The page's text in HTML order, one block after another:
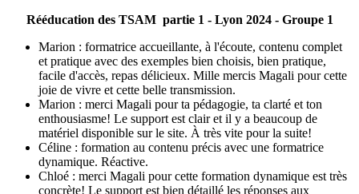
Rééducation des TSAM partie 1 - Lyon 2024 - Groupe 1
Marion : formatrice accueillante, à l'écoute, contenu complet
et pratique avec des exemples bien choisis, bien pratique,
facile d'accès, repas délicieux. Mille mercis Magali pour cette
joie de vivre et cette belle transmission.
Marion : merci Magali pour ta pédagogie, ta clarté et ton
enthousiasme! Le support est clair et il y a beaucoup de
matériel disponible sur le site. À très vite pour la suite!
Céline : formation au contenu précis avec une formatrice
dynamique. Réactive.
Chloé : merci Magali pour cette formation dynamique est très
concrète! Le support est bien détaillé les réponses aux